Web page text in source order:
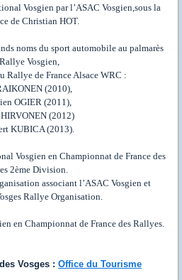
Vosgien par l’ASAC Vosgien,sous la
de Christian HOT.
noms du sport automobile au palmarès
Vosgien,
Rallye de France Alsace WRC :
(2010),
OGIER(2011),
(2012)
KUBICA(2013).
Vosgien enChampionnat de France des
2ème Division.
associant l’ASAC Vosgien et
Rallye Organisation.
en Championnat de France des Rallyes.
Vosges : Office du Tourisme